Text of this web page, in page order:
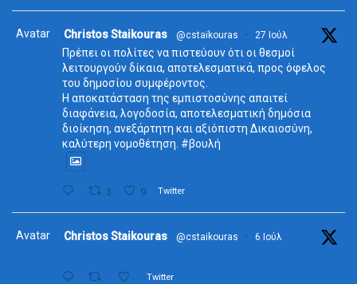
Avatar Christos Staikouras @cstaikouras · 27 Ιούλ
Πρέπει οι πολίτες να πιστεύουν ότι οι θεσμοί
λειτουργούν δίκαια, αποτελεσματικά, προς όφελος
του δημοσίου συμφέροντος.
Η αποκατάσταση της εμπιστοσύνης απαιτεί
διαφάνεια, λογοδοσία, αποτελεσματική δημόσια
διοίκηση, ανεξάρτητη και αξιόπιστη Δικαιοσύνη,
καλύτερη νομοθέτηση. #βουλή
3 9 Twitter
Avatar Christos Staikouras @cstaikouras · 6 Ιούλ
Twitter